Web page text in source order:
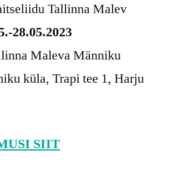
Tallinna Malev
28.05.2023
Maleva Männiku
küla, Trapi tee 1, Harju
SIIT